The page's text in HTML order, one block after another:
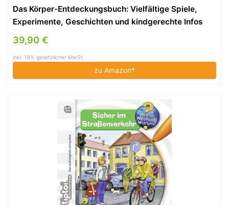
Das Körper-Entdeckungsbuch: Vielfältige Spiele,
Experimente, Geschichten und kindgerechte Infos
zur Entwicklung des Körper- und
Gesundheitsbewusstseins
39,90 €
inkl. 19% gesetzlicher MwSt.
zu Amazon*